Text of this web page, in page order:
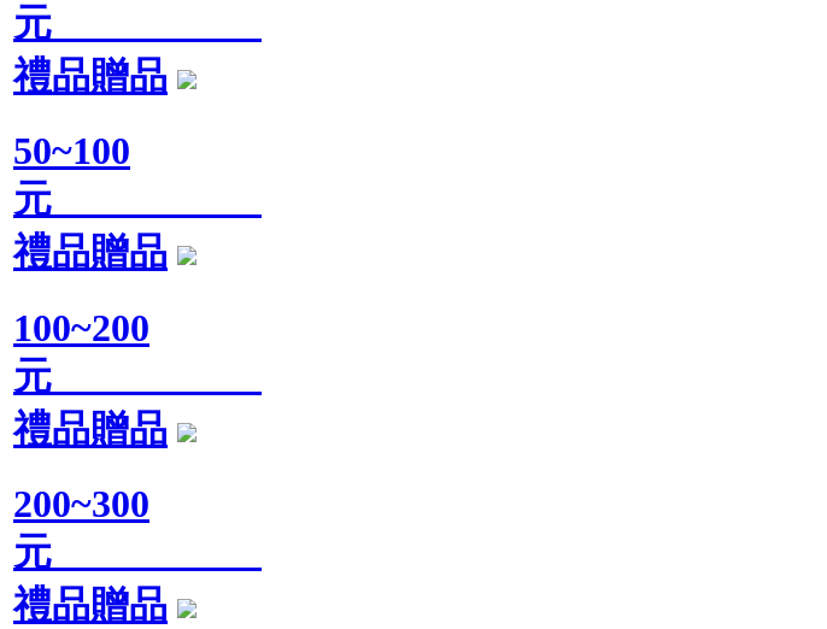
元
禮品贈品
50~100
元
禮品贈品
100~200
元
禮品贈品
200~300
元
禮品贈品